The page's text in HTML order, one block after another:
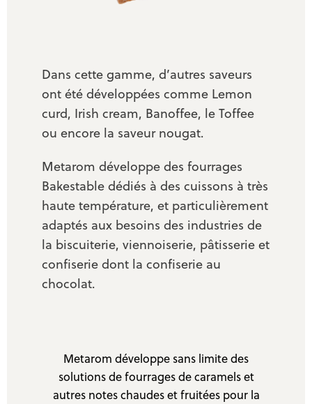
Dans cette gamme, d’autres saveurs
ont été développées comme Lemon
curd, Irish cream, Banoffee, le Toffee
ou encore la saveur nougat.
Metarom développe des fourrages
Bakestable dédiés à des cuissons à très
haute température, et particulièrement
adaptés aux besoins des industries de
la biscuiterie, viennoiserie, pâtisserie et
confiserie dont la confiserie au
chocolat.
Metarom développe sans limite des
solutions de fourrages de caramels et
autres notes chaudes et fruitées pour la